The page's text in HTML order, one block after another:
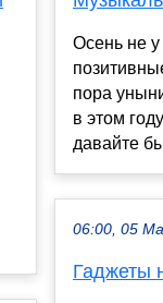
Осень не
пора
в этом
давайте
06:00, 05
Гаджеты